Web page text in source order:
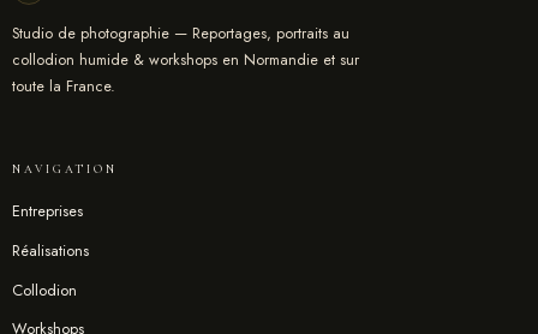
Studio de photographie — Reportages, portraits au
collodion humide & workshops en Normandie et sur
toute la France.
NAVIGATION
Entreprises
Réalisations
Collodion
Workshops